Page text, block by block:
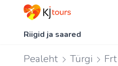
Riigid ja saared
Pealeht Türgi